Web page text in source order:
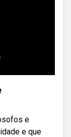
e
e que